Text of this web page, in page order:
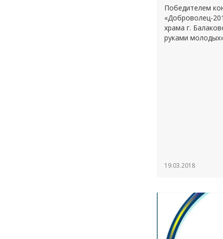
Победителем
«Доброволец-
храма г.
руками
19.03.2018